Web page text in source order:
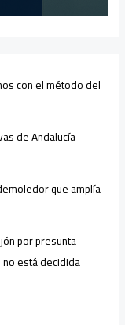
con el método del
de Andalucía
que amplía
por presunta
está decidida